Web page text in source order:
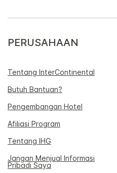
PERUSAHAAN
Tentang InterContinental
Butuh Bantuan?
Pengembangan Hotel
Afiliasi Program
Tentang IHG
Jangan Menjual Informasi
Pribadi Saya